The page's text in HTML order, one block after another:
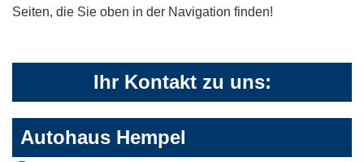
Seiten, die Sie oben in der Navigation finden!
Ihr Kontakt zu uns:
Autohaus Hempel